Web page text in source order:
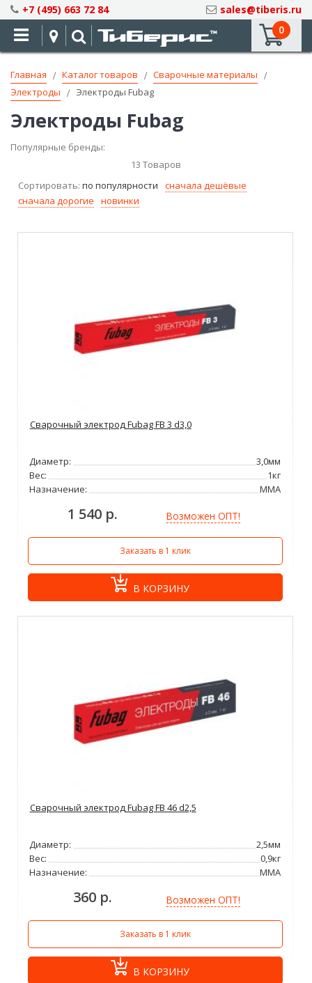
Skip
to
Content
+7 (495) 663 72 84
sales@tiberis.ru
0
Главная Каталог товаров
Сварочные материалы
Электроды
Электроды Fubag
Электроды Fubag
Популярные бренды:
13 Товаров
Сортировать: по популярности
сначала дешёвые
сначала дорогие
новинки
Сварочный электрод Fubag FB 3 d3,0
Диаметр:
3,0мм
Вес:
1кг
Назначение:
ММА
1 540 р. Возможен ОПТ!
Заказать в 1 клик
В КОРЗИНУ
Сварочный электрод Fubag FB 46 d2,5
Диаметр:
2,5мм
Вес:
0,9кг
Назначение:
ММА
360 р. Возможен ОПТ!
Заказать в 1 клик
В КОРЗИНУ